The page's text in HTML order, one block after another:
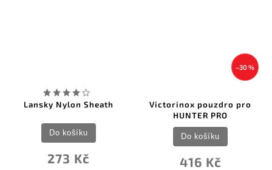
Lansky Nylon Sheath
273 Kč
Do košíku
–30 %
Victorinox pouzdro pro
HUNTER PRO
416 Kč
Do košíku